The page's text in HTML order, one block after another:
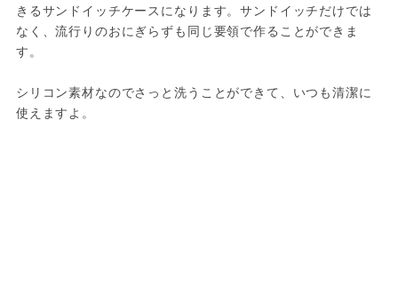
きるサンドイッチケースになります。サンドイッチだけでは
なく、流行りのおにぎらずも同じ要領で作ることができま
す。
シリコン素材なのでさっと洗うことができて、いつも清潔に
使えますよ。